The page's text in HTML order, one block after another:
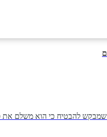
להבטיח כי הוא משלם את